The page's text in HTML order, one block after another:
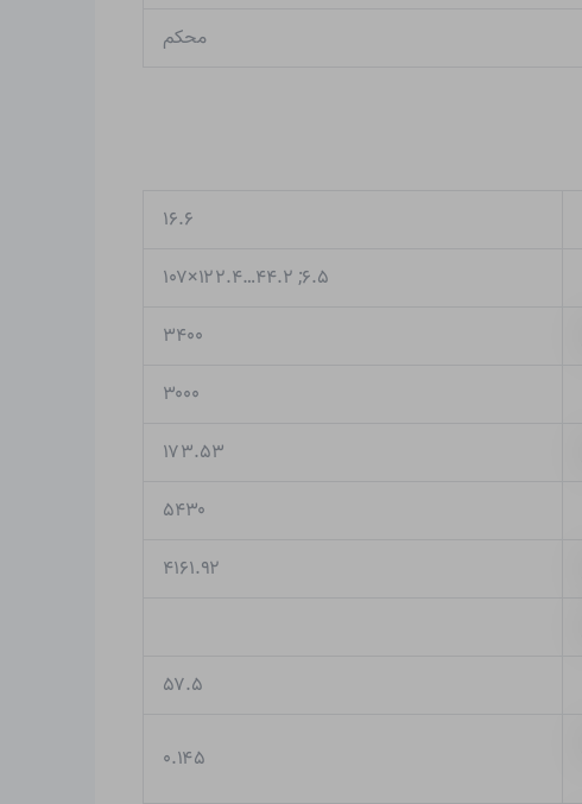
محکم
۱۶.۶
۶.۵; ۴۴.۲…۱۲۲.۴×۱۰۷
۳۴۰۰
۳۰۰۰
۱۷۳.۵۳
۵۴۳۰
۴۱۶۱.۹۲
۵۷.۵
۰.۱۴۵